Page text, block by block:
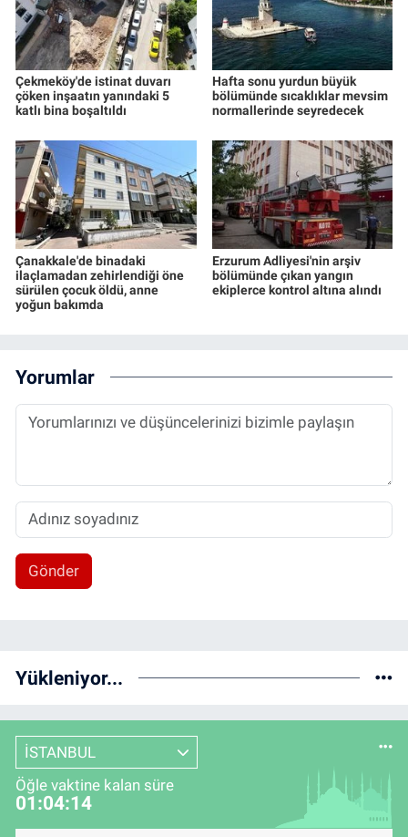
Çekmeköy'de istinat duvarı
çöken inşaatın yanındaki 5
katlı bina boşaltıldı
Hafta sonu yurdun büyük
bölümünde sıcaklıklar mevsim
normallerinde seyredecek
Çanakkale'de binadaki
ilaçlamadan zehirlendiği öne
sürülen çocuk öldü, anne
yoğun bakımda
Erzurum Adliyesi'nin arşiv
bölümünde çıkan yangın
ekiplerce kontrol altına alındı
Yorumlar
Gönder
Yükleniyor...
İSTANBUL
Öğle vaktine kalan süre
01:04:13